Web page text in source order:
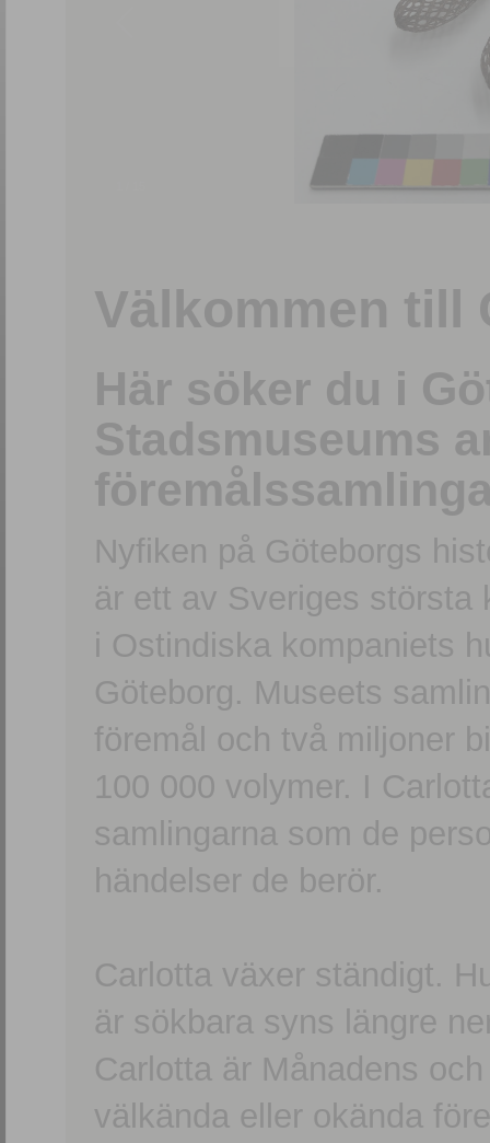
Välkommen till
Här söker du i
Stadsmuseums
Nyfiken på Göteborgs
är ett av Sveriges största
i Ostindiska kompaniets
Göteborg. Museets
föremål och två miljoner
100 000 volymer. I
samlingarna som de
händelser de berör.
Carlotta växer ständigt.
är sökbara syns längre
Carlotta är Månadens
välkända eller okända